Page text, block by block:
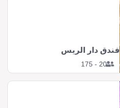
20 - 175
فندق دار الريس